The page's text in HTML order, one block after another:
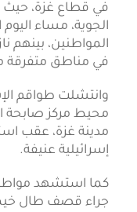
في قطاع غزة،
الجوية، مساء
المواطنين، بينهم
في مناطق متفرقة
وانتشلت طواقم
محيط مركز صابحة
مدينة غزة، عقب
إسرائيلية عنيفة.
كما استشهد
جراء قصف طال